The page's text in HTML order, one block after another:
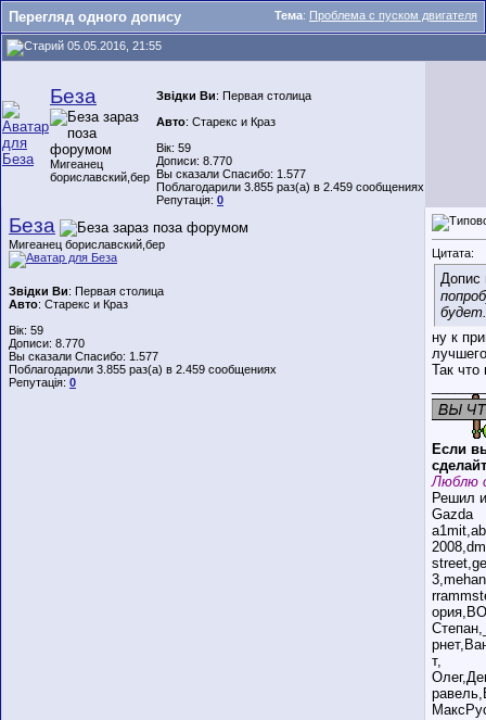
Тема: Проблема с пуском двигателя
Перегляд одного допису
05.05.2016, 21:55
Беза
Мигеанец
бориславский,бер
Звідки Ви: Первая столица
Авто: Старекс и Краз
Вік: 59
Дописи: 8.770
Вы сказали Спасибо: 1.577
Поблагодарили 3.855 раз(а) в 2.459 сообщениях
Репутація: 0
Беза
Мигеанец бориславский,бер
Звідки Ви: Первая столица
Авто: Старекс и Краз
Вік: 59
Дописи: 8.770
Вы сказали Спасибо: 1.577
Поблагодарили 3.855 раз(а) в 2.459 сообщениях
Репутація: 0
Цитата:
Допис
будет.
ну к
Так что
Если
Люблю
Решил
Gazda
т,